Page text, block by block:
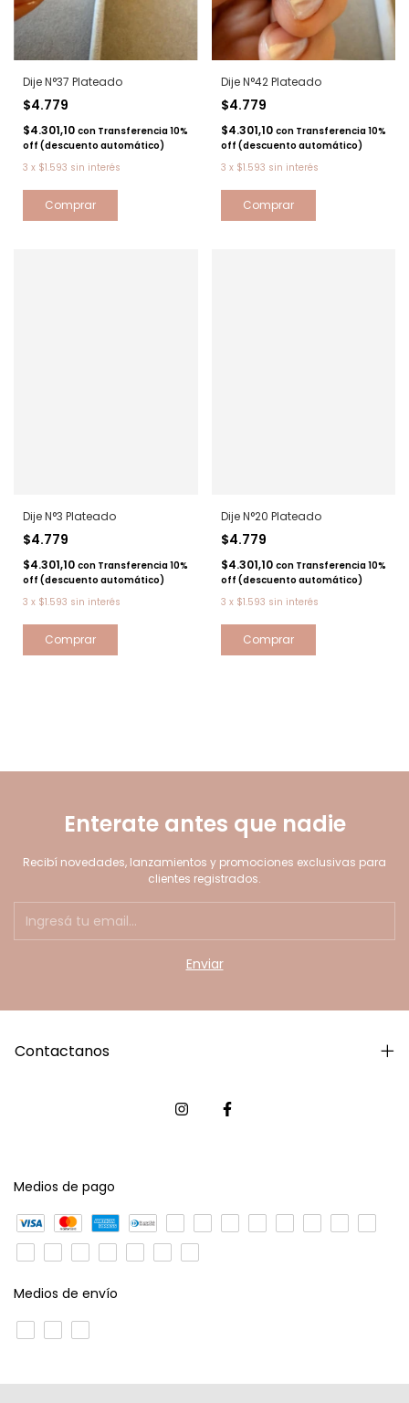
Dije N°37 Plateado
$4.779
$4.301,10 con Transferencia 10%
off (descuento automático)
3 x $1.593 sin interés
Dije N°42 Plateado
$4.779
$4.301,10 con Transferencia 10%
off (descuento automático)
3 x $1.593 sin interés
Dije N°3 Plateado
$4.779
$4.301,10 con Transferencia 10%
off (descuento automático)
3 x $1.593 sin interés
Dije N°20 Plateado
$4.779
$4.301,10 con Transferencia 10%
off (descuento automático)
3 x $1.593 sin interés
Enterate antes que nadie
Recibí novedades, lanzamientos y promociones exclusivas para
clientes registrados.
Contactanos
Medios de pago
Medios de envío